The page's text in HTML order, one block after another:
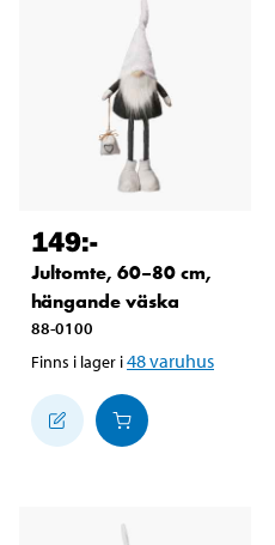
149:-
Jultomte, 60–80 cm,
hängande väska
88-0100
Finns i lager i48varuhus